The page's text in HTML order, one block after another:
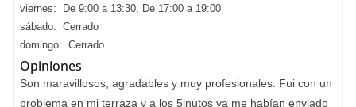
viernes: De 9:00 a 13:30, De 17:00 a 19:00
sábado: Cerrado
domingo: Cerrado
Opiniones
Son maravillosos, agradables y muy profesionales. Fui con un
problema en mi terraza y a los 5inutos ya me habían enviado